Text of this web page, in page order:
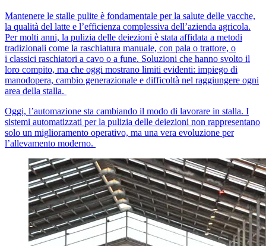
Mantenere le stalle pulite è fondamentale per la salute delle vacche,
la qualità del latte e l’efficienza complessiva dell’azienda agricola.
Per molti anni, la pulizia delle deiezioni è stata affidata a metodi
tradizionali come la raschiatura manuale, con pala o trattore, o
i classici raschiatori a cavo o a fune. Soluzioni che hanno svolto il
loro compito, ma che oggi mostrano limiti evidenti: impiego di
manodopera, cambio generazionale e difficoltà nel raggiungere ogni
area della stalla.
Oggi, l’automazione sta cambiando il modo di lavorare in stalla. I
sistemi automatizzati per la pulizia delle deiezioni non rappresentano
solo un miglioramento operativo, ma una vera evoluzione per
l’allevamento moderno.